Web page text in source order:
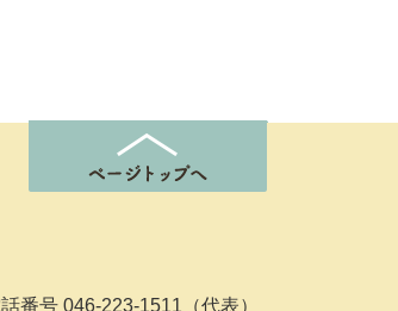
番号 046-223-1511（代表）